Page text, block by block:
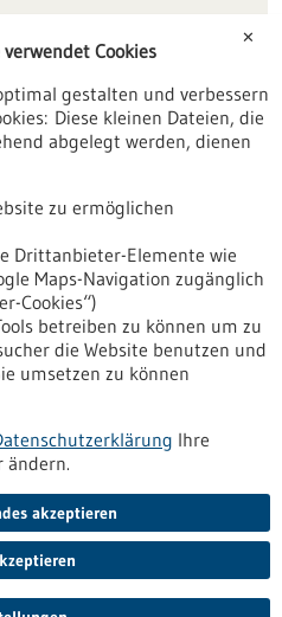
✕
verwendet Cookies
gestalten und verbessern
Diese kleinen Dateien, die
abgelegt werden, dienen
zu ermöglichen
Drittanbieter-Elemente wie
Maps-Navigation zugänglich
Cookies“)
betreiben zu können um zu
die Website benutzen und
umsetzen zu können
Ihre
ändern.
akzeptieren